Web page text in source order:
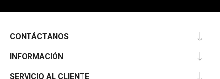
CONTÁCTANOS
INFORMACIÓN
SERVICIO AL CLIENTE